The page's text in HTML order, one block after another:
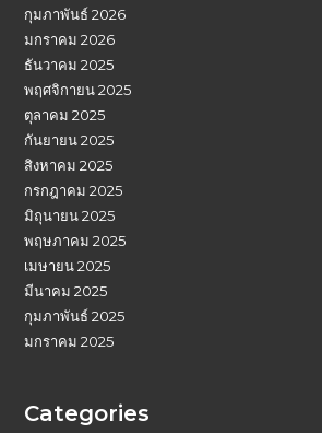
กุมภาพันธ์ 2026
มกราคม 2026
ธันวาคม 2025
พฤศจิกายน 2025
ตุลาคม 2025
กันยายน 2025
สิงหาคม 2025
กรกฎาคม 2025
มิถุนายน 2025
พฤษภาคม 2025
เมษายน 2025
มีนาคม 2025
กุมภาพันธ์ 2025
มกราคม 2025
Categories